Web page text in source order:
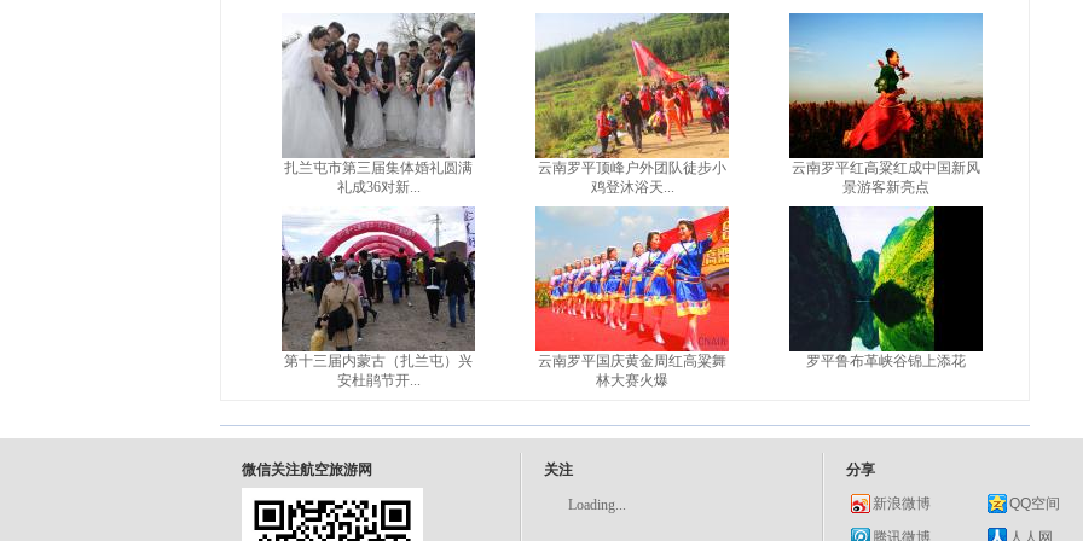
扎兰屯市第三届集体婚礼圆满
礼成36对新...
第十三届内蒙古（扎兰屯）兴
安杜鹃节开...
云南罗平顶峰户外团队徒步小
鸡登沐浴天...
云南罗平国庆黄金周红高粱舞
林大赛火爆
云南罗平红高粱红成中国新风
景游客新亮点
罗平鲁布革峡谷锦上添花
微信关注航空旅游网 关注
Loading...
分享
新浪微博
QQ空间
腾讯微博
人人网